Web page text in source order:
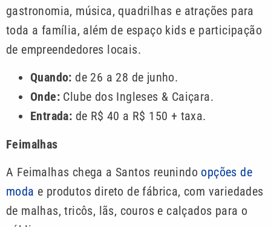
gastronomia, música, quadrilhas e atrações para
toda a família, além de espaço kids e participação
de empreendedores locais.
Quando: de 26 a 28 de junho.
Onde: Clube dos Ingleses & Caiçara.
Entrada: de R$ 40 a R$ 150 + taxa.
Feimalhas
A Feimalhas chega a Santos reunindo opções de
moda e produtos direto de fábrica, com variedades
de malhas, tricôs, lãs, couros e calçados para o